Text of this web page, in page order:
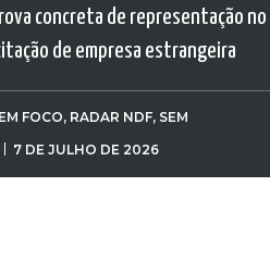
concreta de representação no
de empresa estrangeira
EM FOCO, RADAR NDF, SEM
7 DE JULHO DE 2026